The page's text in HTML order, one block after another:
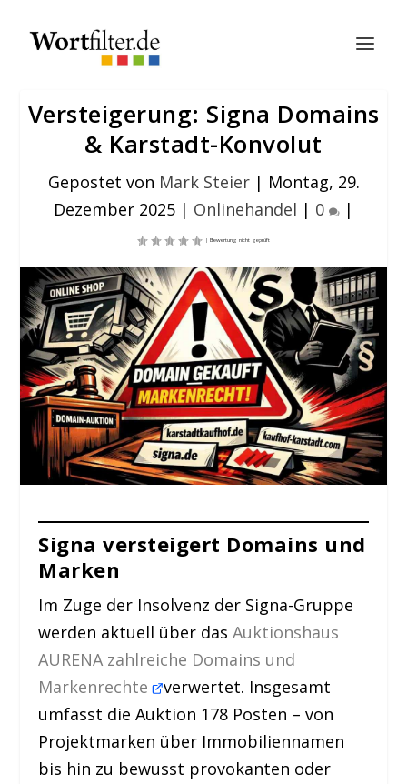
Versteigerung: Signa Domains
& Karstadt-Konvolut
Gepostet von Mark Steier| Montag, 29.
Dezember 2025 | Onlinehandel | 0 |
Signa versteigert Domains und
Marken
Im Zuge der Insolvenz der Signa-Gruppe
werden aktuell über dasAuktionshaus
AURENA zahlreiche Domains und
Markenrechte verwertet. Insgesamt
umfasst die Auktion 178 Posten – von
Projektmarken über Immobiliennamen
bis hin zu bewusst provokanten oder